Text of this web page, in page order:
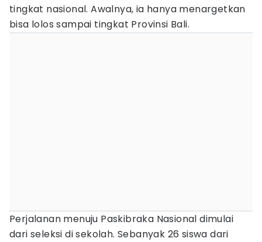
tingkat nasional. Awalnya, ia hanya menargetkan
bisa lolos sampai tingkat Provinsi Bali.
Perjalanan menuju Paskibraka Nasional dimulai
dari seleksi di sekolah. Sebanyak 26 siswa dari